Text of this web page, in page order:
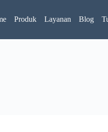
Produk Layanan Blog